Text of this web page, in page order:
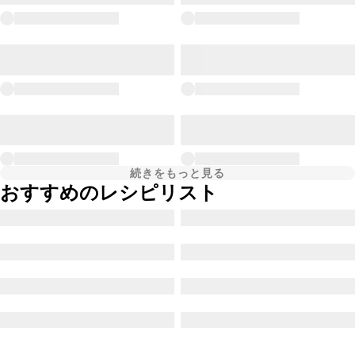
続きをもっと見る
おすすめのレシピリスト